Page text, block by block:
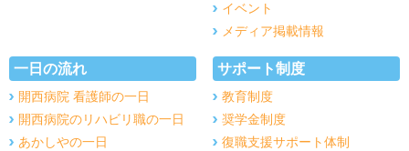
イベント
メディア掲載情報
一日の流れ
開西病院 看護師の一日
開西病院のリハビリ職の一日
あかしやの一日
サポート制度
教育制度
奨学金制度
復職支援サポート体制